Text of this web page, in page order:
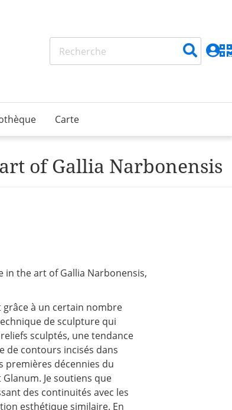
Carte
of Gallia Narbonensis
in the art of Gallia Narbonensis,
à un certain nombre
de sculpture qui
sculptés, une tendance
de contours incisés dans
premières décennies du
Je soutiens que
des continuités avec les
esthétique similaire. En